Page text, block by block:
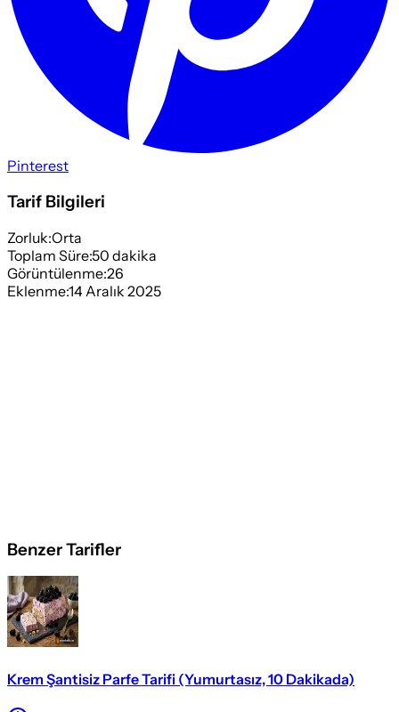
Pinterest
Tarif Bilgileri
Zorluk:Orta
Toplam Süre:50 dakika
Görüntülenme:26
Eklenme:14 Aralık 2025
Benzer Tarifler
Krem Şantisiz Parfe Tarifi (Yumurtasız, 10 Dakikada)